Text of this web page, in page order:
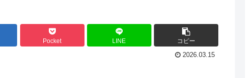
Pocket LINE コピー
2026.03.15